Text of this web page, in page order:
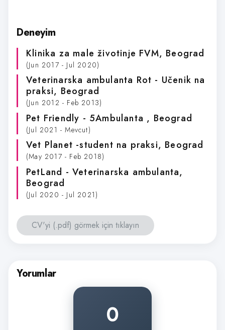
Deneyim
Klinika za male životinje FVM, Beograd
(Jun 2017 - Jul 2020)
Veterinarska ambulanta Rot - Učenik na
praksi, Beograd
(Jun 2012 - Feb 2013)
Pet Friendly - 5Ambulanta , Beograd
(Jul 2021 - Mevcut)
Vet Planet -student na praksi, Beograd
(May 2017 - Feb 2018)
PetLand - Veterinarska ambulanta,
Beograd
(Jul 2020 - Jul 2021)
CV'yi (.pdf) görmek için tıklayın
Yorumlar
0